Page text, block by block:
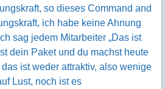
so dieses Command and
ich habe keine Ahnung
sag jedem Mitarbeiter „Das ist
dein Paket und du machst heute
ist weder attraktiv, also wenige
Lust, noch ist es